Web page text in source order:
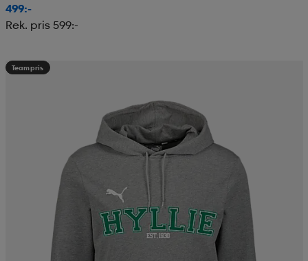
499:-
Rek. pris 599:-
Teampris